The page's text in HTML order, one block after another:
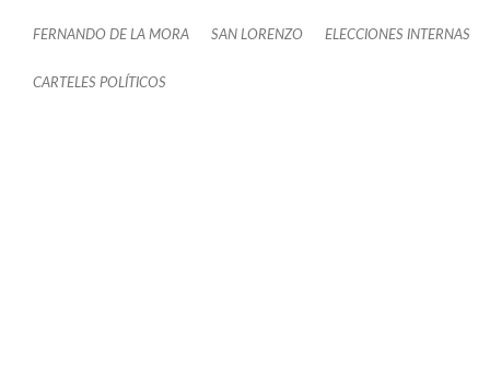
FERNANDO DE LA MORA SAN LORENZO ELECCIONES INTERNAS
CARTELES POLÍTICOS